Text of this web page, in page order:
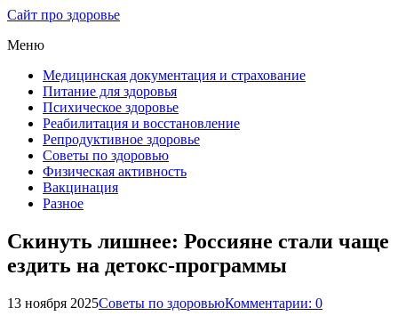
Сайт про здоровье
Меню
Медицинская документация и страхование
Питание для здоровья
Психическое здоровье
Реабилитация и восстановление
Репродуктивное здоровье
Советы по здоровью
Физическая активность
Вакцинация
Разное
Скинуть лишнее: Россияне стали чаще
ездить на детокс-программы
13 ноября 2025Советы по здоровьюКомментарии: 0